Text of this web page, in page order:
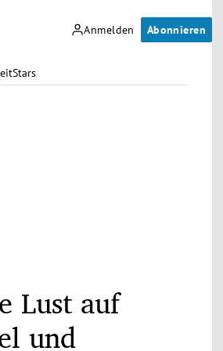
Anmelden Abonnieren
Stars
Lust auf
und